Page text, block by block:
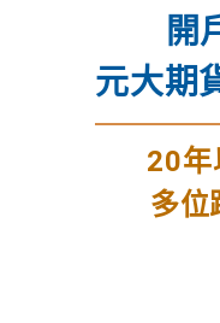
開
元大期
20年
多位